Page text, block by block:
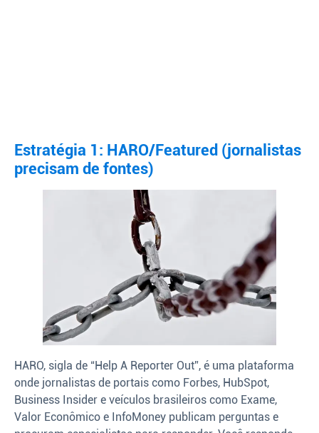
Estratégia 1: HARO/Featured (jornalistas
precisam de fontes)
HARO, sigla de “Help A Reporter Out”, é uma plataforma
onde jornalistas de portais como Forbes, HubSpot,
Business Insider e veículos brasileiros como Exame,
Valor Econômico e InfoMoney publicam perguntas e